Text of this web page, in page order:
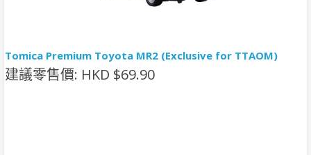
Tomica Premium Toyota MR2 (Exclusive for TTAOM)
建議零售價: HKD $69.90